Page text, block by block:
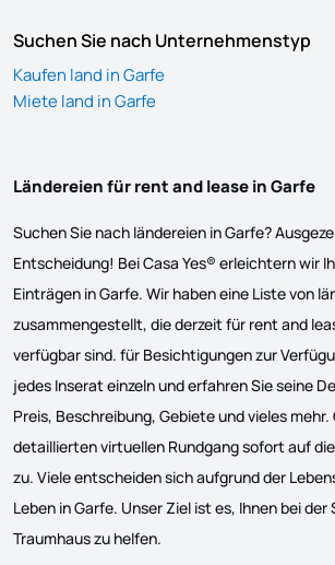
Suchen Sie nach Unternehmenstyp
Kaufen land in Garfe
Miete land in Garfe
Ländereien für rent and lease in Garfe
Suchen Sie nach ländereien in Garfe?
Entscheidung! Bei Casa Yes® erleichtern wir
Einträgen in Garfe. Wir haben eine Liste von
zusammengestellt, die derzeit für rent and
verfügbar sind. für Besichtigungen zur
jedes Inserat einzeln und erfahren Sie seine
Preis, Beschreibung, Gebiete und vieles
detaillierten virtuellen Rundgang sofort auf
zu. Viele entscheiden sich aufgrund der
Leben in Garfe. Unser Ziel ist es, Ihnen bei
Traumhaus zu helfen.